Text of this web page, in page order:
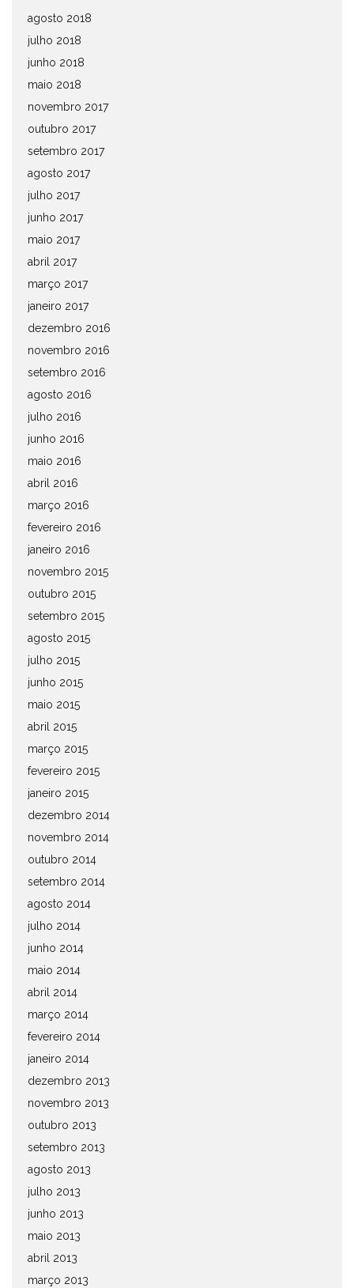
agosto 2018
julho 2018
junho 2018
maio 2018
novembro 2017
outubro 2017
setembro 2017
agosto 2017
julho 2017
junho 2017
maio 2017
abril 2017
março 2017
janeiro 2017
dezembro 2016
novembro 2016
setembro 2016
agosto 2016
julho 2016
junho 2016
maio 2016
abril 2016
março 2016
fevereiro 2016
janeiro 2016
novembro 2015
outubro 2015
setembro 2015
agosto 2015
julho 2015
junho 2015
maio 2015
abril 2015
março 2015
fevereiro 2015
janeiro 2015
dezembro 2014
novembro 2014
outubro 2014
setembro 2014
agosto 2014
julho 2014
junho 2014
maio 2014
abril 2014
março 2014
fevereiro 2014
janeiro 2014
dezembro 2013
novembro 2013
outubro 2013
setembro 2013
agosto 2013
julho 2013
junho 2013
maio 2013
abril 2013
março 2013